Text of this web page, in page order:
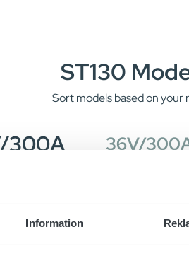
Information
ST130
Sort models based on your
300A 36V/
220A 48V/